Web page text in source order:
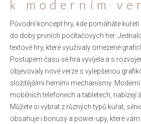
k moderním
Původní koncept hry, kde pomáháte
do doby prvních počítačových her.
textové hry, které využívaly omezené
Postupem času se hra vyvíjela a s
objevovaly nové verze s vylepšenou
složitějšími herními mechanismy. Moderní
mobilních telefonech a tabletech, nabízejí
Můžete si vybrat z různých typů kuřat,
obsahuje i bonusy a power-upy, které